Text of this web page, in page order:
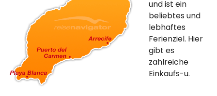
und ist ein
beliebtes und
lebhaftes
Ferienziel. Hier
gibt es
zahlreiche
Einkaufs-u.